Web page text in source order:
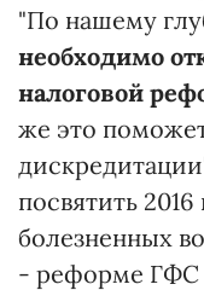
"По нашему
необходимо
налоговой
же это
посвятить
болезненных
- реформе ГФС